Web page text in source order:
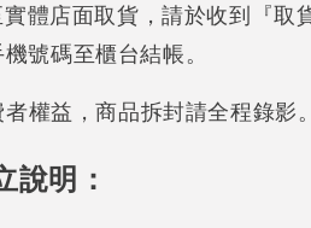
體店面取貨，請於收到『取
號碼至櫃台結帳。
權益，商品拆封請全程錄影。
說明：